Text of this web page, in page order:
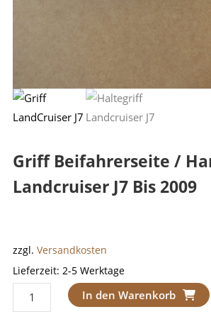
Griff Beifahrerseite /
Landcruiser J7 Bis 2009
zzgl. Versandkosten
Lieferzeit: 2-5 Werktage
Griff
Beifahrerseite
In den Warenkorb